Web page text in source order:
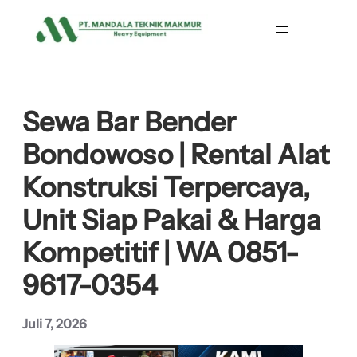
Sewa Bar Bender
Bondowoso | Rental Alat
Konstruksi Terpercaya,
Unit Siap Pakai & Harga
Kompetitif | WA 0851-
9617-0354
Juli 7, 2026